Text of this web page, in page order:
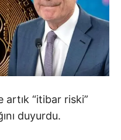
“itibar riski”
duyurdu.